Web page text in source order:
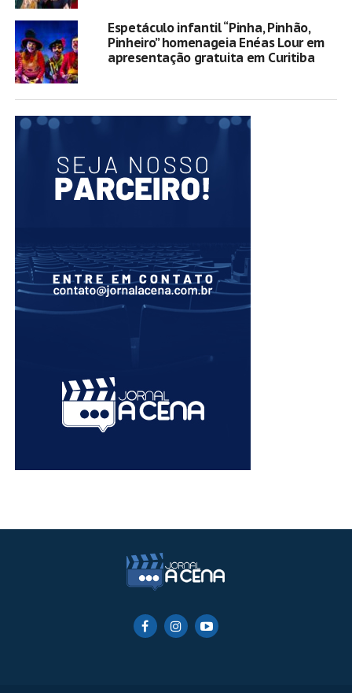
Espetáculo infantil “Pinha, Pinhão,
Pinheiro” homenageia Enéas Lour em
apresentação gratuita em Curitiba